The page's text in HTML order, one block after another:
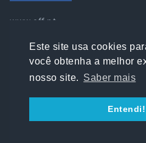
Este site usa cookies
você obtenha a melhor
nosso site. Saber mais
Entendi!
www.aff.pt
www.loja.affsports.pt
PESQUISAR